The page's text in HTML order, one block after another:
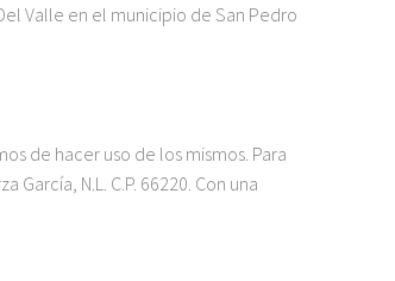
Valle en el municipio de San Pedro
de hacer uso de los mismos. Para
N.L. C.P. 66220. Con una